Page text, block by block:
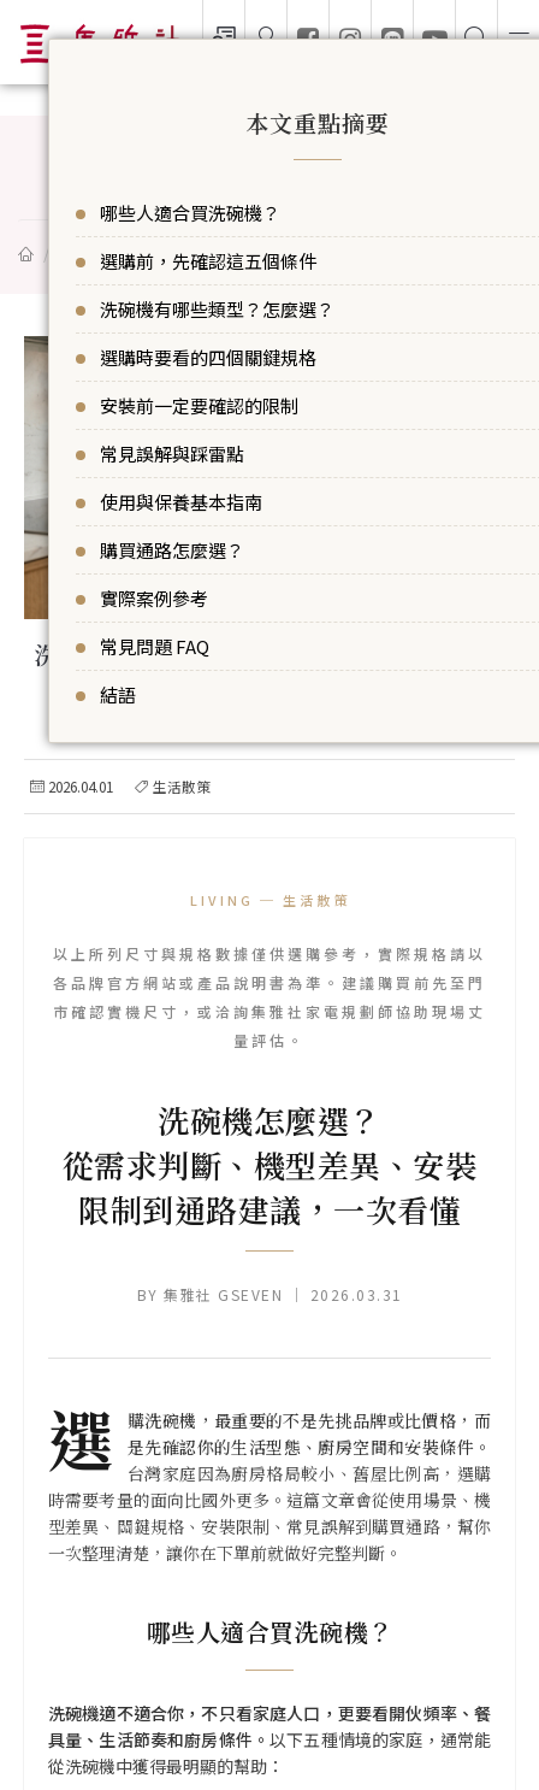
洗碗機怎麼選？從需求判斷、機型差異、
聚樂部
聚樂部 生活散策 洗碗機怎麼選？從需求判斷、機型差異、安
洗碗機怎麼選？從需求判斷、機型差異、安
裝限制到通路建議，一次看懂
2026.04.01 生活散策
LIVING ─ 生活散策
以上所列尺寸與規格數據僅供選購參考，實際規格請以
各品牌官方網站或產品說明書為準。建議購買前先至門
市確認實機尺寸，或洽詢集雅社家電規劃師協助現場丈
量評估。
洗碗機怎麼選？
從需求判斷、機型差異、安裝
限制到通路建議，一次看懂
BY 集雅社 GSEVEN ｜ 2026.03.31
選
購洗碗機，最重要的不是先挑品牌或比價格，而
是先確認你的生活型態、廚房空間和安裝條件。
台灣家庭因為廚房格局較小、舊屋比例高，選購
時需要考量的面向比國外更多。這篇文章會從使用場景、機
型差異、關鍵規格、安裝限制、常見誤解到購買通路，幫你
一次整理清楚，讓你在下單前就做好完整判斷。
本文重點摘要
哪些人適合買洗碗機？
選購前，先確認這五個條件
洗碗機有哪些類型？怎麼選？
選購時要看的四個關鍵規格
安裝前一定要確認的限制
常見誤解與踩雷點
使用與保養基本指南
購買通路怎麼選？
實際案例參考
常見問題 FAQ
結語
哪些人適合買洗碗機？
洗碗機適不適合你，不只看家庭人口，更要看開伙頻率、餐
具量、生活節奏和廚房條件。以下五種情境的家庭，通常能
從洗碗機中獲得最明顯的幫助：